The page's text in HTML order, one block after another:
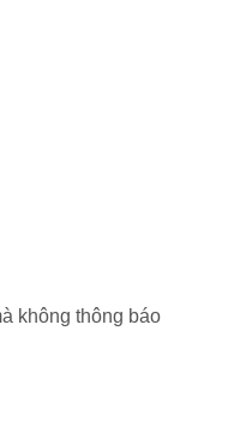
không thông báo